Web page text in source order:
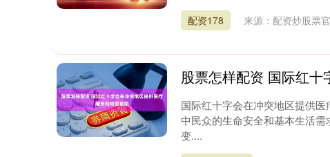
配资178 来源：配资炒股票
股票怎样配资 国际红
国际红十字会在冲突地区提供
中民众的生命安全和基本生活
变....